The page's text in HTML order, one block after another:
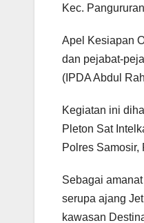
Kec.
Apel Kesiapan
dan pejabat-
(IPDA Abdul
Kegiatan ini
Pleton Sat
Polres Samosir,
Sebagai
serupa ajang
kawasan